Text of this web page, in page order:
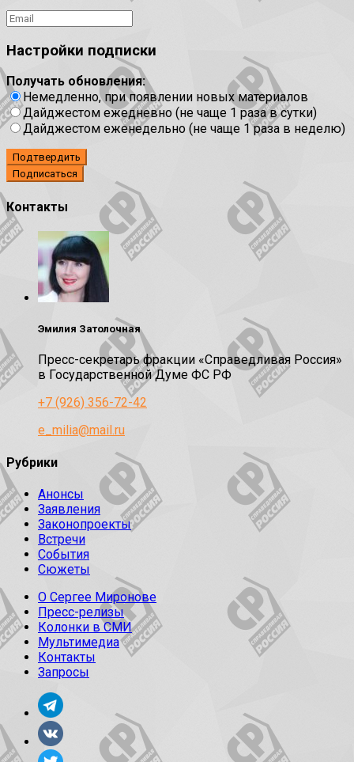
Настройки подписки
Получать обновления:
Немедленно, при появлении новых материалов
Дайджестом ежедневно (не чаще 1 раза в сутки)
Дайджестом еженедельно (не чаще 1 раза в неделю)
Подтвердить
Контакты
Эмилия Затолочная
Пресс-секретарь фракции «Справедливая Россия»
в Государственной Думе ФС РФ
+7 (926) 356-72-42
e_milia@mail.ru
Рубрики
Анонсы
Заявления
Законопроекты
Встречи
События
Сюжеты
О Сергее Миронове
Пресс-релизы
Колонки в СМИ
Мультимедиа
Контакты
Запросы